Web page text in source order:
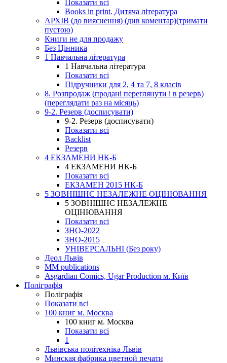
Показати всі
Books in print. Дитяча література
АРХІВ (до вияснення) (див коментар)(тримати
пустою)
Книги не для продажу
Без Цінника
1 Навчальна література
1 Навчальна література
Показати всі
Підручники для 2, 4 та 7, 8 класів
8. Розпродаж (продані переглянути і в резерв)
(переглядати раз на місяць)
9-2. Резерв (досписувати)
9-2. Резерв (досписувати)
Показати всі
Backlist
Резерв
4 ЕКЗАМЕНИ НК-Б
4 ЕКЗАМЕНИ НК-Б
Показати всі
ЕКЗАМЕН 2015 НК-Б
5 ЗОВНІШНЄ НЕЗАЛЕЖНЕ ОЦІНЮВАННЯ
5 ЗОВНІШНЄ НЕЗАЛЕЖНЕ
ОЦІНЮВАННЯ
Показати всі
ЗНО-2022
ЗНО-2015
УНІВЕРСАЛЬНІ (Без року)
Деол Львів
MM publications
Asgardian Comics, Ugar Production м. Київ
Поліграфія
Поліграфія
Показати всі
100 книг м. Москва
100 книг м. Москва
Показати всі
1
Львівська політехніка Львів
Минская фабрика цветной печати